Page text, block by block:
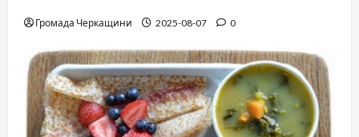
Громада Черкащини 2025-08-07 0